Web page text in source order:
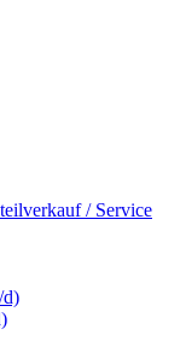
/ Service
d)